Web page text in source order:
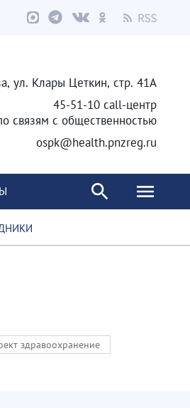
ул. Клары Цеткин, стр. 41А
45-51-10 call-центр
связям с общественностью
ospk@health.pnzreg.ru
здравоохранение